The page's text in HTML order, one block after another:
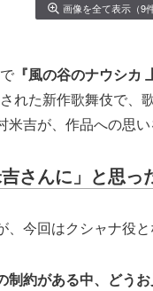
画像を全て表示（9件
『風の谷のナウシ
れた新作歌舞伎で、
吉が、作品への思い
さんに」と思っ
今回はクシャナ役と
制約がある中、どう